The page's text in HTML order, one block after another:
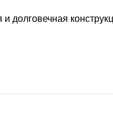
долговечная